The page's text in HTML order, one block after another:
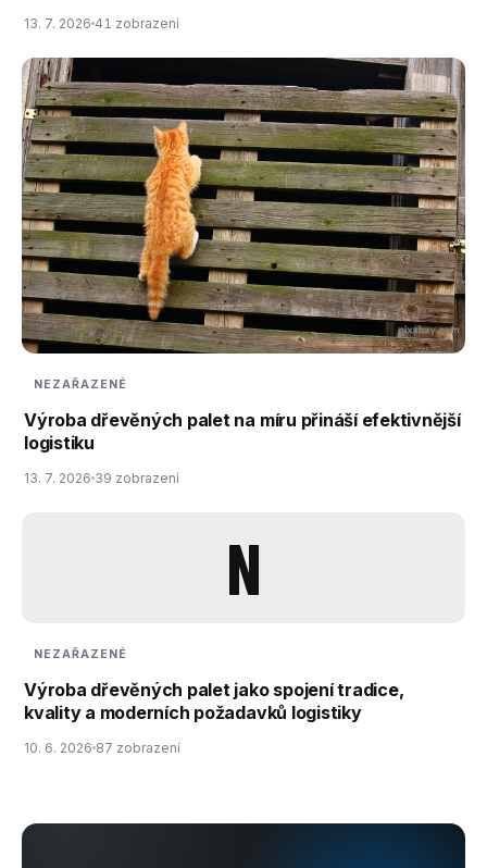
13. 7. 2026 41 zobrazení
NEZAŘAZENÉ
Výroba dřevěných palet na míru přináší efektivnější
logistiku
13. 7. 2026 39 zobrazení
N
NEZAŘAZENÉ
Výroba dřevěných palet jako spojení tradice,
kvality a moderních požadavků logistiky
10. 6. 2026 87 zobrazení